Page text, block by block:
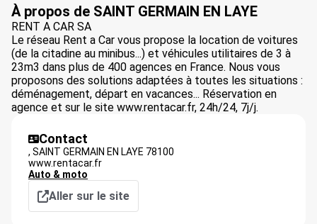
À propos de SAINT GERMAIN EN LAYE
RENT A CAR SA
Le réseau Rent a Car vous propose la location de voitures
(de la citadine au minibus...) et véhicules utilitaires de 3 à
23m3 dans plus de 400 agences en France. Nous vous
proposons des solutions adaptées à toutes les situations :
déménagement, départ en vacances... Réservation en
agence et sur le site www.rentacar.fr, 24h/24, 7j/j.
Contact
, SAINT GERMAIN EN LAYE 78100
www.rentacar.fr
Auto & moto
Aller sur le site